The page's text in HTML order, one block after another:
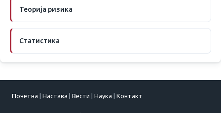
Теорија ризика
Статистика
Почетна | Настава | Вести | Наука | Контакт